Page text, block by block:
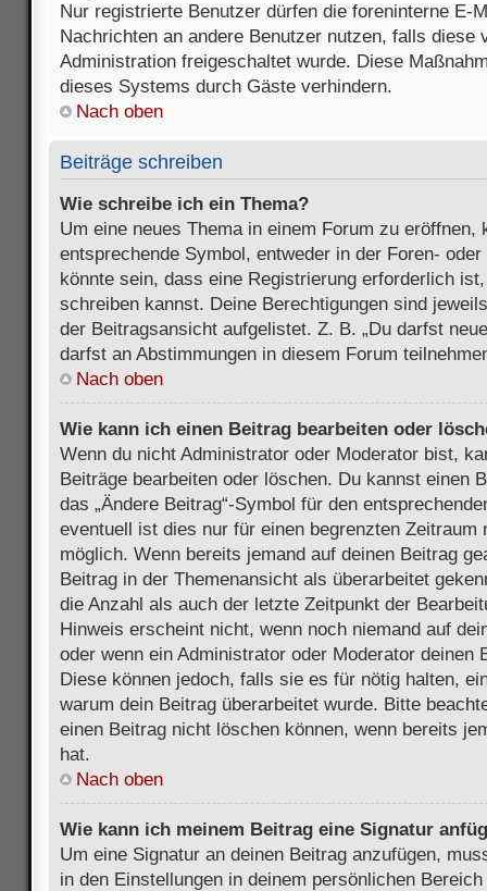
Nur registrierte Benutzer dürfen die foreninterne E-
Nachrichten an andere Benutzer nutzen, falls diese
Administration freigeschaltet wurde. Diese
dieses Systems durch Gäste verhindern.
Nach oben
Beiträge schreiben
Wie schreibe ich ein Thema?
Um eine neues Thema in einem Forum zu eröffnen,
entsprechende Symbol, entweder in der Foren-
könnte sein, dass eine Registrierung erforderlich
schreiben kannst. Deine Berechtigungen sind
der Beitragsansicht aufgelistet. Z. B. „Du darfst
darfst an Abstimmungen in diesem Forum
Nach oben
Wie kann ich einen Beitrag bearbeiten oder
Wenn du nicht Administrator oder Moderator bist,
Beiträge bearbeiten oder löschen. Du kannst einen
das „Ändere Beitrag“-Symbol für den
eventuell ist dies nur für einen begrenzten Zeitraum
möglich. Wenn bereits jemand auf deinen Beitrag
Beitrag in der Themenansicht als überarbeitet
die Anzahl als auch der letzte Zeitpunkt der
Hinweis erscheint nicht, wenn noch niemand auf
oder wenn ein Administrator oder Moderator deinen
Diese können jedoch, falls sie es für nötig halten,
warum dein Beitrag überarbeitet wurde. Bitte
einen Beitrag nicht löschen können, wenn bereits
hat.
Nach oben
Wie kann ich meinem Beitrag eine Signatur
Um eine Signatur an deinen Beitrag anzufügen,
in den Einstellungen in deinem persönlichen